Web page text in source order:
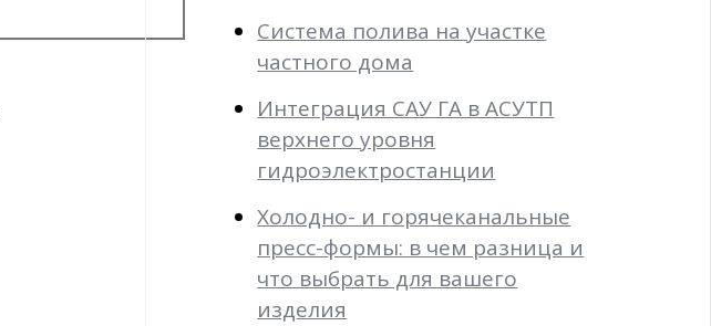
Система полива на участке
частного дома
Интеграция САУ ГА в АСУТП
верхнего уровня
гидроэлектростанции
Холодно- и горячеканальные
пресс-формы: в чем разница и
что выбрать для вашего
изделия